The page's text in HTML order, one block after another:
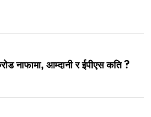
नाफामा, आम्दानी र ईपीएस कति ?